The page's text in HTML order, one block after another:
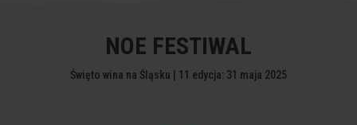
NOE FESTIWAL
Święto wina na Śląsku | 11 edycja: 31 maja 2025